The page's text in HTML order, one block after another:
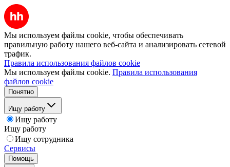
Мы используем файлы cookie, чтобы обеспечивать
правильную работу нашего веб-сайта и анализировать сетевой
трафик.
Правила использования файлов cookie
Мы используем файлы cookie. Правила использования
файлов cookie
Понятно
Ищу работу
Ищу работу
Ищу работу
Ищу сотрудника
Сервисы
Помощь